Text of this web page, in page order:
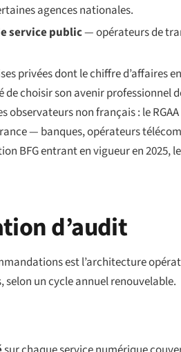
agences nationales.
service public— opérateurs de
privées dont le chiffre d’affaires
de choisir son avenir professionnel
observateurs non français : le
— banques, opérateurs
BFG entrant en vigueur en
d’audit
est l’architecture
un cycle annuel renouvelable.